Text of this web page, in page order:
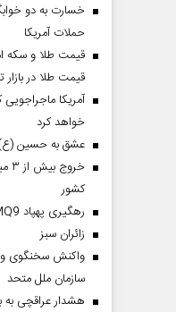
خسارت به دو
حملات آمریکا
قیمت طلا در
آمریکا
خواهد کرد
عشق به حسین
کشور
رهگیری پهپاد MQ9 بر فراز تنگه هرمز
‌زائران سبز
واکنش سخنگوی
سازمان ملل متحد
هشدار عراقچی به